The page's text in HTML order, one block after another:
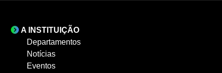
A INSTITUIÇÃO
Departamentos
Notícias
Eventos